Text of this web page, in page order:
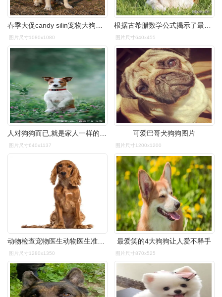
春季大促candy silin宠物大狗狗可爱护肘衣保护关节金毛拉不拉多
图片尺寸1080x1080
根据古希腊数学公式揭示了最可爱的狗品种有哪些?_网易订阅
图片尺寸640x455
图片尺寸640x1137
可爱巴哥犬狗狗图片
图片尺寸1200x1200
图片尺寸1280x1350
最爱笑的4大狗狗让人爱不释手
图片尺寸870x525